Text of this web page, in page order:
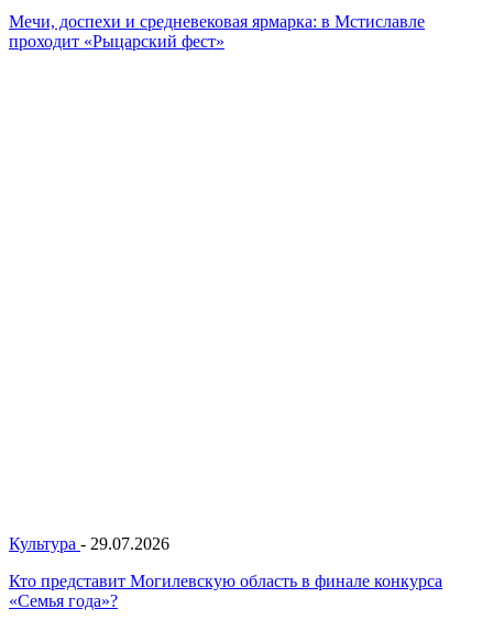
Мечи, доспехи и средневековая ярмарка: в Мстиславле
проходит «Рыцарский фест»
Культура - 29.07.2026
Кто представит Могилевскую область в финале конкурса
«Семья года»?